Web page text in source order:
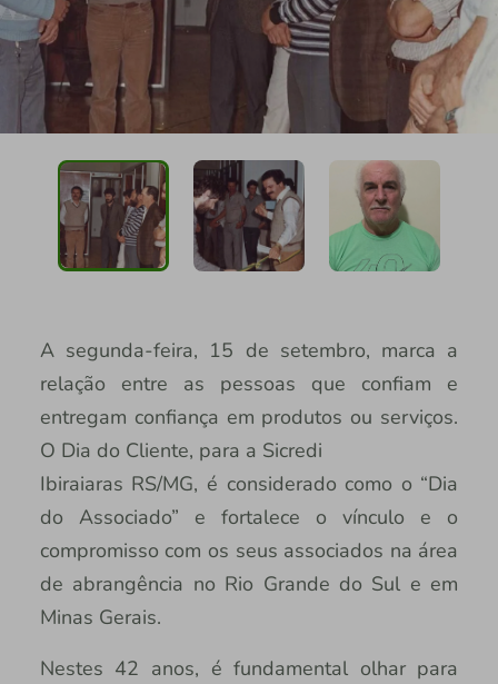
A segunda-feira, 15 de setembro, marca a
relação entre as pessoas que confiam e
entregam confiança em produtos ou serviços.
O Dia do Cliente, para a Sicredi
Ibiraiaras RS/MG, é considerado como o “Dia
do Associado” e fortalece o vínculo e o
compromisso com os seus associados na área
de abrangência no Rio Grande do Sul e em
Minas Gerais.
Nestes 42 anos, é fundamental olhar para